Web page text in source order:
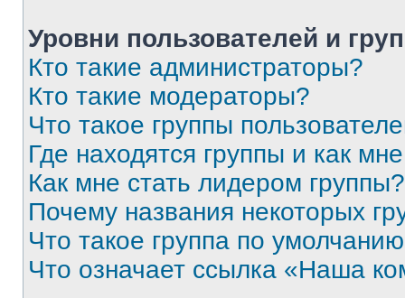
Уровни пользователей и
Кто такие администраторы?
Кто такие модераторы?
Что такое группы
Где находятся группы и как
Как мне стать лидером группы?
Почему названия некоторых
Что такое группа по
Что означает ссылка «Наша